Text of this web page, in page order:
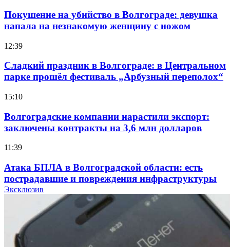
Покушение на убийство в Волгограде: девушка
напала на незнакомую женщину с ножом
12:39
Сладкий праздник в Волгограде: в Центральном
парке прошёл фестиваль „Арбузный переполох“
15:10
Волгоградские компании нарастили экспорт:
заключены контракты на 3,6 млн долларов
11:39
Атака БПЛА в Волгоградской области: есть
пострадавшие и повреждения инфраструктуры
Волгоградские вузы в топе зарплатного
рейтинга: ВолгГТУ и ВолгГМУ вошли в топ‑15
для химической отрасли и фармацевтики
Эксклюзив